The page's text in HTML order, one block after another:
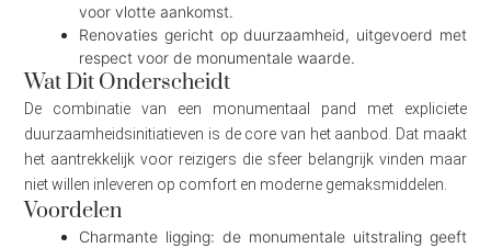
voor vlotte aankomst.
Renovaties gericht op duurzaamheid, uitgevoerd met
respect voor de monumentale waarde.
Wat Dit Onderscheidt
De combinatie van een monumentaal pand met expliciete
duurzaamheidsinitiatieven is de core van het aanbod. Dat maakt
het aantrekkelijk voor reizigers die sfeer belangrijk vinden maar
niet willen inleveren op comfort en moderne gemaksmiddelen.
Voordelen
Charmante ligging: de monumentale uitstraling geeft